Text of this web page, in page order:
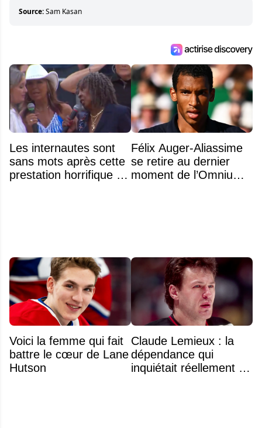
entourant la LNH et en faire bénéficier les
Source:Sam Kasan
Les internautes sont
sans mots après cette
prestation horrifique de
Félix Auger-Aliassime
se retire au dernier
moment de l’Omnium
Voici la femme qui fait
battre le cœur de Lane
Hutson
Claude Lemieux : la
dépendance qui
inquiétait réellement sa